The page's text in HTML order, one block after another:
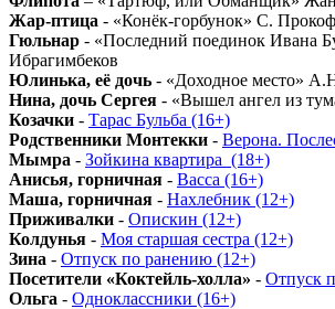
Жар-птица - «Конёк-горбунок» С.
Гюльнар - «Последний поединок Ивана
Ибрагимбеков
Юлинька, её дочь - «Доходное место»
Нина, дочь Сергея - «Вышел ангел из
Козачки - Тарас Бульба (16+)
Родственники Монтекки - Верона.
Мымра - Зойкина квартира_(18+)
Анисья, горничная - Васса (16+)
Маша, горничная - Нахлебник (12+)
Приживалки - Опискин (12+)
Колдунья - Моя старшая сестра (12+)
Зина - Отпуск по ранению (12+)
Посетители «Коктейль-холла» - Отпуск
Ольга - Одноклассники (16+)